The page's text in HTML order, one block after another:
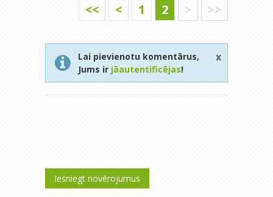
<< < 1 2 > >>
Lai pievienotu komentārus,
Jums ir jāautentificējas!
x
Iesniegt novērojumus